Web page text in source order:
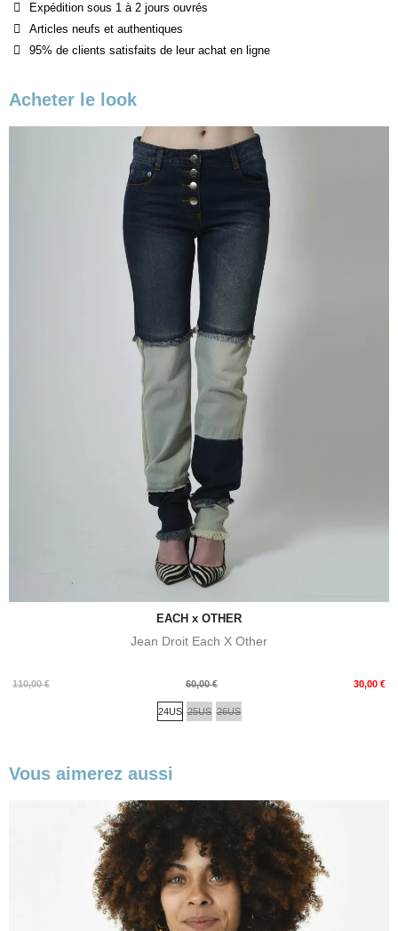
Expédition sous 1 à 2 jours ouvrés
Articles neufs et authentiques
95% de clients satisfaits de leur achat en ligne
Acheter le look
EACH x OTHER
Jean Droit Each X Other
110,00 €
Prix
60,00 € 30,00 €
Prix
24US 25US 26US
Vous aimerez aussi